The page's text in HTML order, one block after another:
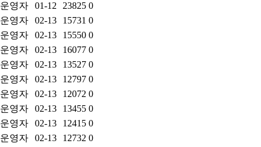
운영자 01-12 23825 0
운영자 02-13 15731 0
운영자 02-13 15550 0
운영자 02-13 16077 0
운영자 02-13 13527 0
운영자 02-13 12797 0
운영자 02-13 12072 0
운영자 02-13 13455 0
운영자 02-13 12415 0
운영자 02-13 12732 0